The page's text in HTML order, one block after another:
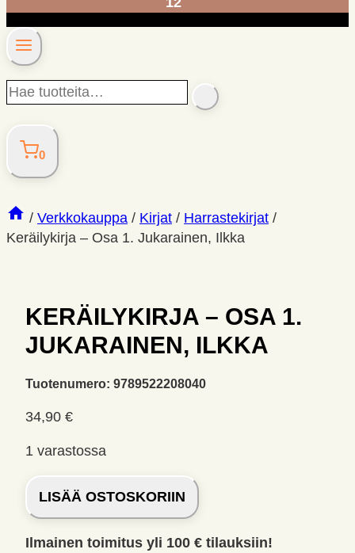
Hae
tuotteita…
SEARCH
0
/ Verkkokauppa / Kirjat / Harrastekirjat /
Keräilykirja – Osa 1. Jukarainen, Ilkka
KERÄILYKIRJA – OSA 1.
JUKARAINEN, ILKKA
Tuotenumero: 9789522208040
34,90 €
1 varastossa
Keräilykirja
-
Osa
1.
LISÄÄ OSTOSKORIIN
Ilmainen toimitus yli 100 € tilauksiin!